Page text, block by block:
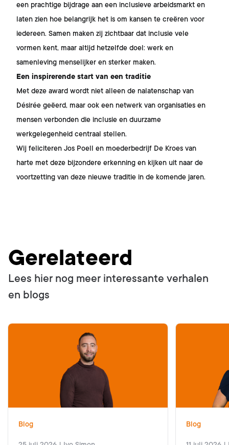
een prachtige bijdrage aan een inclusieve arbeidsmarkt en
laten zien hoe belangrijk het is om kansen te creëren voor
iedereen. Samen maken zij zichtbaar dat inclusie vele
vormen kent, maar altijd hetzelfde doel: werk en
samenleving menselijker en sterker maken.
Een inspirerende start van een traditie
Met deze award wordt niet alleen de nalatenschap van
Désirée geëerd, maar ook een netwerk van organisaties en
mensen verbonden die inclusie en duurzame
werkgelegenheid centraal stellen.
Wij feliciteren Jos Poell en moederbedrijf De Kroes van
harte met deze bijzondere erkenning en kijken uit naar de
voortzetting van deze nieuwe traditie in de komende jaren.
Gerelateerd
Lees hier nog meer interessante verhalen
en blogs
Blog Blog